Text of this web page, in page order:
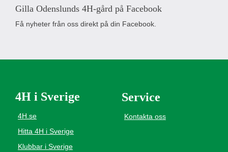
Gilla Odenslunds 4H-gård på Facebook
Få nyheter från oss direkt på din Facebook.
4H i Sverige
4H.se
Hitta 4H i Sverige
Klubbar i Sverige
Service
Kontakta oss